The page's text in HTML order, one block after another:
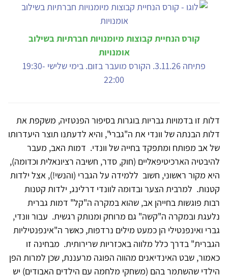
קורס הנחיית קבוצות מיומנויות חברתיות בשילוב
אומנויות
פתיחה 3.11.26. הקורס מועבר בזום. בימי שלישי 19:30-
22:00
דלות זו בדמויות גבריות בוגרות בסיפור הפנטזיה, משקפת את
דלות הבנתה של וונדי את ה"גברי", והיא לדעתנו תוצר היעדרותו
של אב מפותח ומתפקד בחייה של וונדי. דמות האב, מעבר
להיבטיה הארכיטיפאליים (חוק, סדר, חשיבה רציונאלית וכדומה),
היא מקור ראשוני, חשוב ללמידה על הגברי (והנשי!), אצל ילדות
קטנות. למרבית הצער ובדומה לוונדי דרלינג, ילדות קטנות
רבות פוגשות בחייהן אב, שהוא במקרה ה"קל" דמות גברית
נלעגת ובמקרה ה"קשה" גם מרוחק ומנותק רגשית. עבור וונדי,
גברי ואינפנטילי הן כמעט מילים נרדפות, כאשר ה"אינפנטיליות
הגברית" בדרך כלל מלווה באכזריות שרירותית. מבחינה זו
כאמור, שבט האינדיאנים מהווה הפוגה מרעננת, שכן למרות הפן
הילדי שהשתמר בהם (משחקי מלחמה עם הילדים האבודים) יש